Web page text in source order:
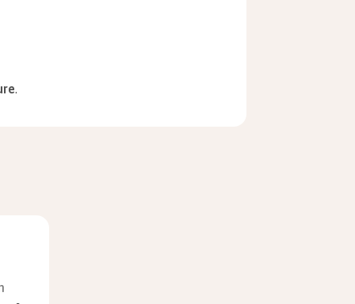
.
de sport.
de sport.